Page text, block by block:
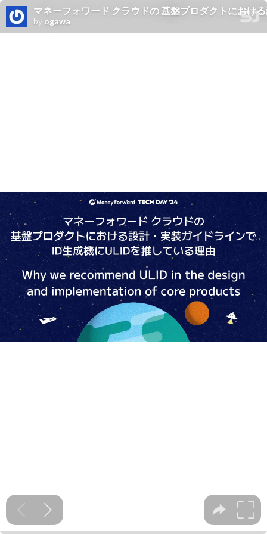
マネーフォワード クラウドの 基盤プロダクトにお
by ogawa